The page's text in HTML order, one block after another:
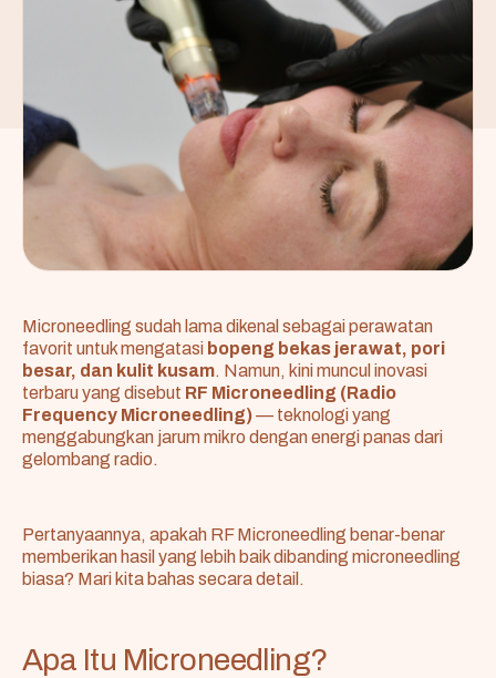
Microneedling sudah lama dikenal sebagai perawatan
favorit untuk mengatasi bopeng bekas jerawat, pori
besar, dan kulit kusam. Namun, kini muncul inovasi
terbaru yang disebut RF Microneedling (Radio
Frequency Microneedling)— teknologi yang
menggabungkan jarum mikro dengan energi panas dari
gelombang radio.
Pertanyaannya, apakah RF Microneedling benar-benar
memberikan hasil yang lebih baik dibanding microneedling
biasa? Mari kita bahas secara detail.
Apa Itu Microneedling?